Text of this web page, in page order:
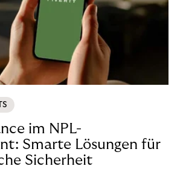
im NPL-
Smarte Lösungen für
Sicherheit